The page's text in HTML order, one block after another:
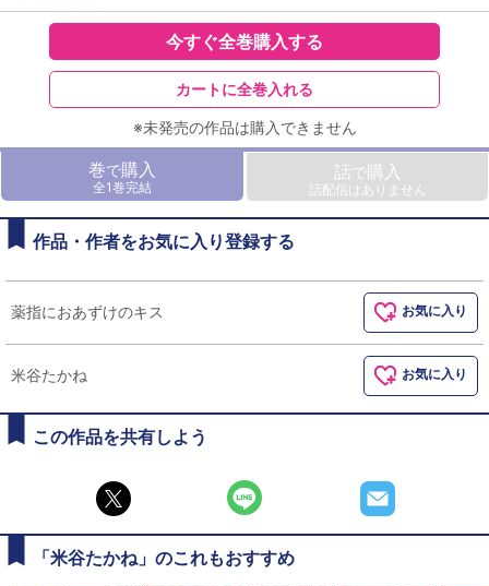
今すぐ全巻購入する
カートに全巻入れる
※未発売の作品は購入できません
巻で購入
全1巻完結
話で購入
話配信はありません
作品・作者をお気に入り登録する
薬指におあずけのキス お気に入り
米谷たかね お気に入り
この作品を共有しよう
「米谷たかね」のこれもおすすめ